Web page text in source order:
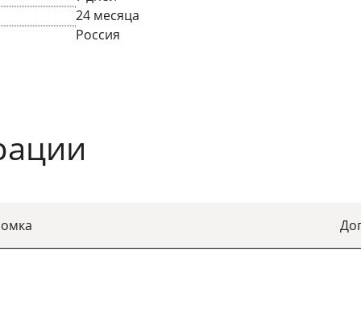
24 месяца
Россия